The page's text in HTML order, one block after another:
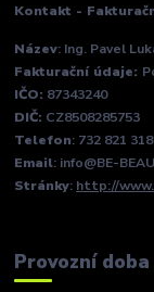
Kontakt -
Název: Ing. Pavel
Fakturační údaje:
IČO: 87343240
DIČ: CZ8508285753
Telefon: 732 821 318
Email: info@BE-
Stránky: http://
Provozní doba